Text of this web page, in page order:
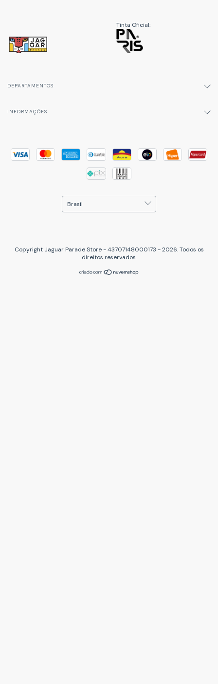
Tinta Oficial:
DEPARTAMENTOS
INFORMAÇÕES
Copyright Jaguar Parade Store - 43707148000173 - 2026. Todos os
direitos reservados.